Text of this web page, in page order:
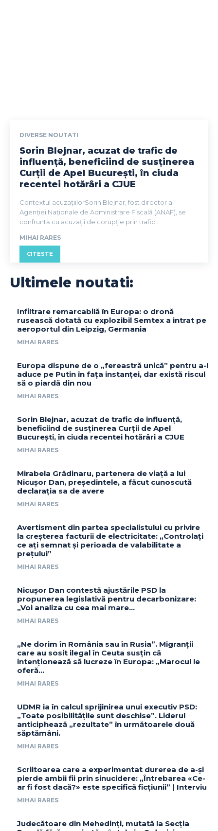
DIVERSE NOUTATI
Sorin Blejnar, acuzat de trafic de
influență, beneficiind de susținerea
Curții de Apel București, în ciuda
recentei hotărâri a CJUE
Contextul acuzațiilorSorin Blejnar, fost director al
Agenției Naționale de Administrare Fiscală (ANAF), se
confruntă cu acuzații de corupție prin trafic...
MIHAI RARES
CITESTE
Ultimele noutati:
Infiltrare remarcabilă în Europa: o dronă
rusească dotată cu explozibil Semtex a intrat pe
aeroportul din Leipzig, Germania
MIHAI RARES
Europa dispune de o „fereastră unică” pentru a-l
aduce pe Putin în fața instanței, dar există riscul
să o piardă din nou
MIHAI RARES
Sorin Blejnar, acuzat de trafic de influență,
beneficiind de susținerea Curții de Apel
București, în ciuda recentei hotărâri a CJUE
MIHAI RARES
Mirabela Grădinaru, partenera de viață a lui
Nicușor Dan, președintele, a făcut cunoscută
declarația sa de avere
MIHAI RARES
Avertisment din partea specialistului cu privire
la creșterea facturii de electricitate: „Controlați
ce ați semnat și perioada de valabilitate a
prețului”
MIHAI RARES
Nicușor Dan contestă ajustările PSD la
propunerea legislativă pentru decarbonizare:
„Voi analiza cu cea mai mare…
MIHAI RARES
„Ne dorim în România sau în Rusia”. Migranții
care au sosit ilegal în Ceuta susțin că
intenționează să lucreze în Europa: „Marocul le
oferă...
MIHAI RARES
UDMR ia în calcul sprijinirea unui executiv PSD:
„Toate posibilitățile sunt deschise”. Liderul
anticiphează „rezultate” în următoarele două
săptămâni.
MIHAI RARES
Scriitoarea care a experimentat durerea de a-și
pierde ambii fii prin sinucidere: „Întrebarea «Ce-
ar fi fost dacă?» este specifică ficțiunii” | Interviu
MIHAI RARES
Judecătoare din Mehedinți, mutată la Secția